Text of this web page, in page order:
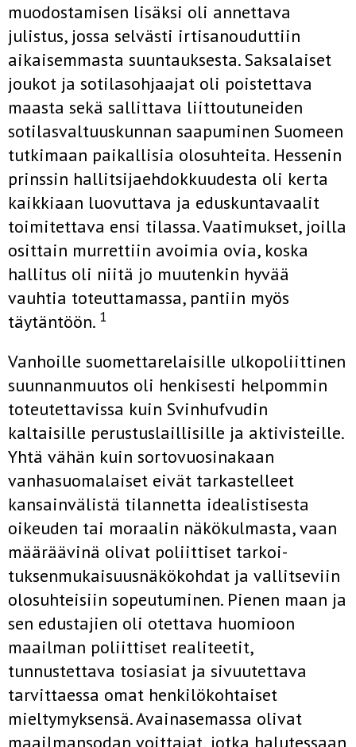
muodostamisen li­säksi oli annettava
julistus, jossa selvästi irtisanouduttiin
aikaisemmasta suuntauksesta. Saksalaiset
joukot ja sotilasohjaajat oli poistettava
maasta sekä sallittava liittoutuneiden
sotilasvaltuuskunnan saapuminen Suo­meen
tutkimaan paikallisia olosuhteita. Hessenin
prinssin hallitsijaeh­dokkuudesta oli kerta
kaikkiaan luovuttava ja eduskuntavaalit
toimitet­tava ensi tilassa. Vaatimukset, joilla
osittain murrettiin avoimia ovia, koska
hallitus oli niitä jo muutenkin hyvää
vauhtia toteuttamassa, pan­tiin myös
täytäntöön. 1
Vanhoille suomettarelaisille ulkopoliittinen
suunnanmuutos oli hen­kisesti helpommin
toteutettavissa kuin Svinhufvudin
kaltaisille perus­tuslaillisille ja aktivisteille.
Yhtä vähän kuin sortovuosinakaan
vanhasuo­malaiset eivät tarkastelleet
kansainvälistä tilannetta idealistisesta
oikeu­den tai moraalin näkökulmasta, vaan
määräävinä olivat poliittiset tarkoi­
tuksenmukaisuusnäkökohdat ja vallitseviin
olosuhteisiin sopeutuminen. Pienen maan ja
sen edustajien oli otettava huomioon
maailman­ poliittiset realiteetit,
tunnustettava tosiasiat ja sivuutettava
tarvittaessa omat henkilökohtaiset
mieltymyksensä. Avainasemassa olivat
maail­mansodan voittajat, jotka halutessaan